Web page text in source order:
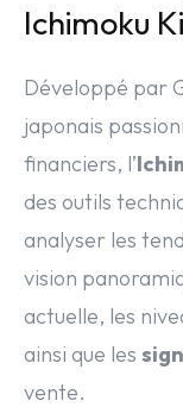
Ichimoku
Développé par
japonais
financiers, l’
des outils
analyser les
vision
actuelle, les
ainsi que les
vente.